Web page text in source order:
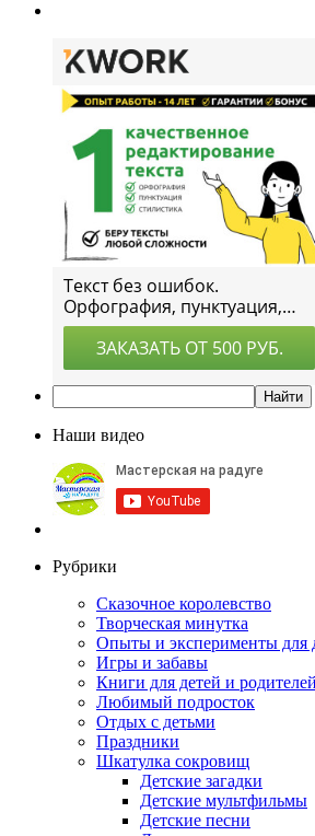
Наши видео
Рубрики
Сказочное королевство
Творческая минутка
Опыты и эксперименты для
Игры и забавы
Книги для детей и родителей
Любимый подросток
Отдых с детьми
Праздники
Шкатулка сокровищ
Детские загадки
Детские мультфильмы
Детские песни